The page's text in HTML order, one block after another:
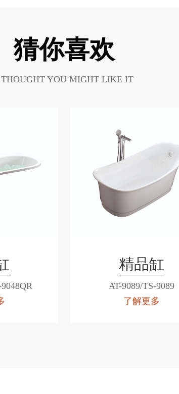
猜你喜欢
YOU MIGHT LIKE IT
精品缸
AT-9089/TS-9089
了解更多